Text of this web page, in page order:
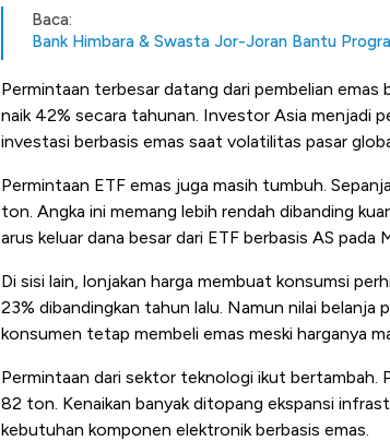
Baca:
Bank Himbara & Swasta Jor-Joran Bantu
Permintaan terbesar datang dari pembelian
naik 42% secara tahunan. Investor Asia menjadi
investasi berbasis emas saat volatilitas pasar
Permintaan ETF emas juga masih tumbuh.
ton. Angka ini memang lebih rendah dibanding
arus keluar dana besar dari ETF berbasis AS pada
Di sisi lain, lonjakan harga membuat konsumsi
23% dibandingkan tahun lalu. Namun nilai belanja
konsumen tetap membeli emas meski harganya
Permintaan dari sektor teknologi ikut bertambah.
82 ton. Kenaikan banyak ditopang ekspansi
kebutuhan komponen elektronik berbasis emas.